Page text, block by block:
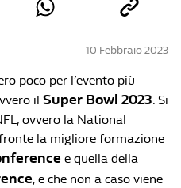
10 Febbraio 2023
poco per l’evento più
il Super Bowl 2023. Si
ovvero la National
la migliore formazione
e quella della
, e che non a caso viene